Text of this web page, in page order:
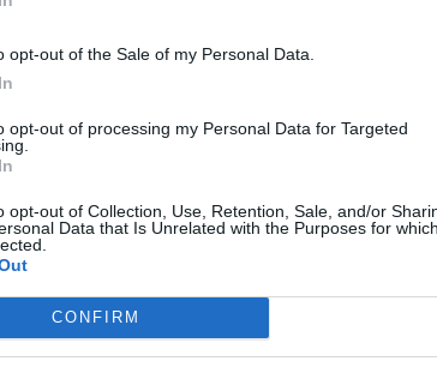
opt-out of the Sale of my Personal Data.
opt-out of processing my Personal Data for Targeted
opt-out of Collection, Use, Retention, Sale, and/or
Data that Is Unrelated with the Purposes for
CONFIRM
tanquen les
un rànquing amb presència d'algunes de
De fet,Hipercor(79 punts) iEl Corte
immediats. Una altra marca de casa
en línia